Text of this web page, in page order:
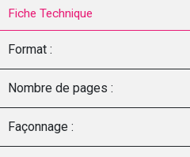
Fiche Technique
Format :
Nombre de pages :
Façonnage :